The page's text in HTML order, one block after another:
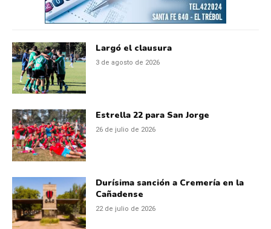
Largó el clausura
3 de agosto de 2026
Estrella 22 para San Jorge
26 de julio de 2026
Durísima sanción a Cremería en la
Cañadense
22 de julio de 2026